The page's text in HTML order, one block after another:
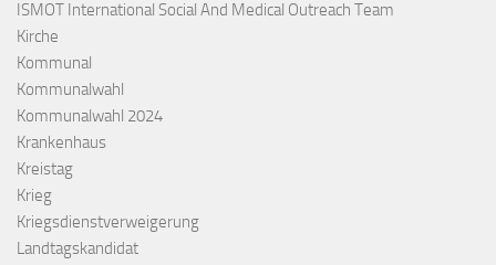
ISMOT International Social And Medical Outreach Team
Kirche
Kommunal
Kommunalwahl
Kommunalwahl 2024
Krankenhaus
Kreistag
Krieg
Kriegsdienstverweigerung
Landtagskandidat